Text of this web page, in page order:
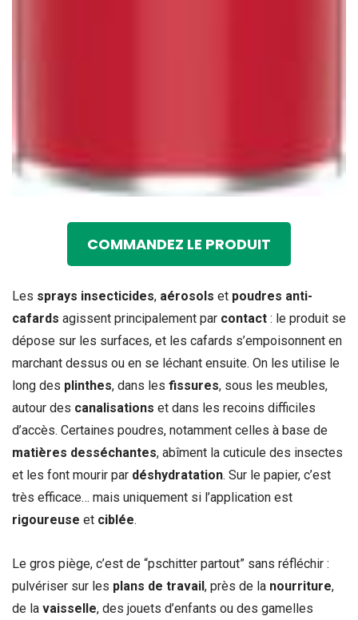
COMMANDEZ LE PRODUIT
Les sprays insecticides, aérosols et poudres anti-
cafards agissent principalement par contact : le produit se
dépose sur les surfaces, et les cafards s’empoisonnent en
marchant dessus ou en se léchant ensuite. On les utilise le
long des plinthes, dans les fissures, sous les meubles,
autour des canalisations et dans les recoins difficiles
d’accès. Certaines poudres, notamment celles à base de
matières desséchantes, abîment la cuticule des insectes
et les font mourir par déshydratation. Sur le papier, c’est
très efficace… mais uniquement si l’application est
rigoureuse et ciblée.
Le gros piège, c’est de “pschitter partout” sans réfléchir :
pulvériser sur les plans de travail, près de la nourriture,
de la vaisselle, des jouets d’enfants ou des gamelles